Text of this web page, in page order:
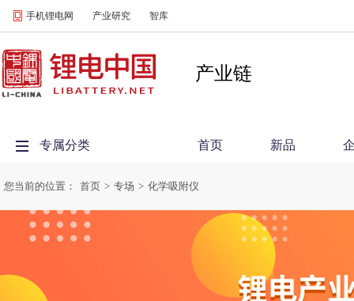
手机锂电网 产业研究 智库
产业链
专属分类 首页 新品
您当前的位置： 首页 > 专场 > 化学吸附仪